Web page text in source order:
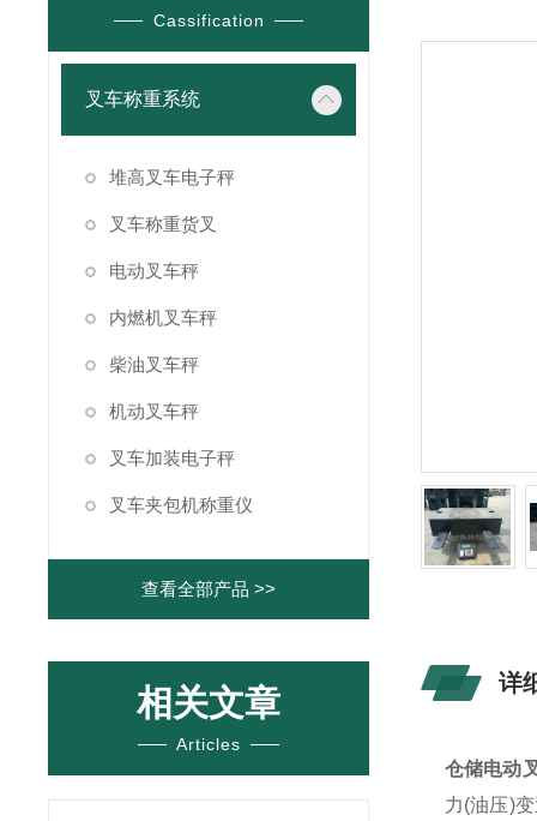
Cassification
叉车称重系统
堆高叉车电子秤
叉车称重货叉
电动叉车秤
内燃机叉车秤
柴油叉车秤
机动叉车秤
叉车加装电子秤
叉车夹包机称重仪
查看全部产品 >>
相关文章
Articles
详
仓储电动
力(油压)